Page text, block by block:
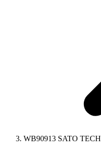
WB90913 SATO TECH